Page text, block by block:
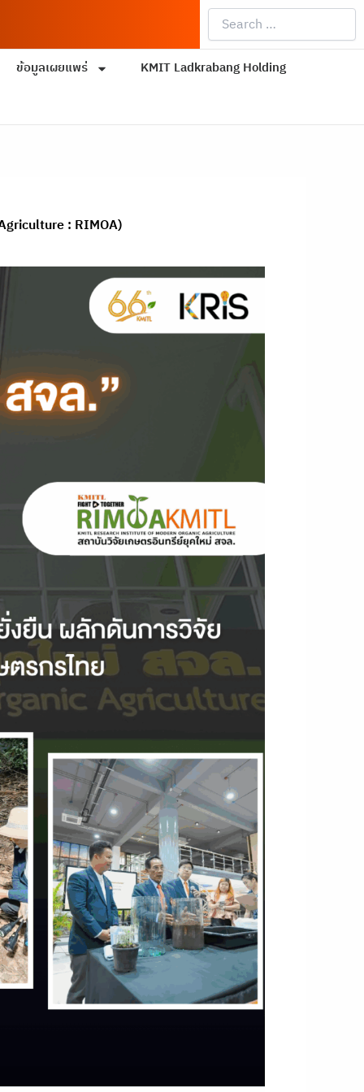
Search
ข้อมูลเผยแพร่ KMIT Ladkrabang Holding
: RIMOA)